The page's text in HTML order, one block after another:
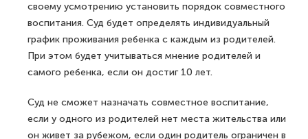
своему усмотрению установить порядок совместного
воспитания. Суд будет определять индивидуальный
график проживания ребенка с каждым из родителей.
При этом будет учитываться мнение родителей и
самого ребенка, если он достиг 10 лет.
Суд не сможет назначать совместное воспитание,
если у одного из родителей нет места жительства или
он живет за рубежом, если один родитель ограничен в